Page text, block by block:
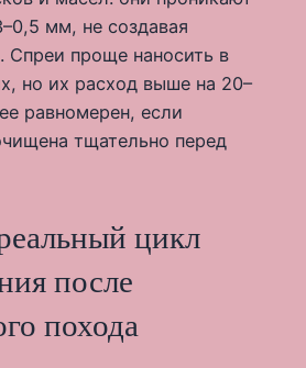
мм, не создавая
Спреи проще наносить в
но их расход выше на 20–
равномерен, если
тщательно перед
цикл
после
похода